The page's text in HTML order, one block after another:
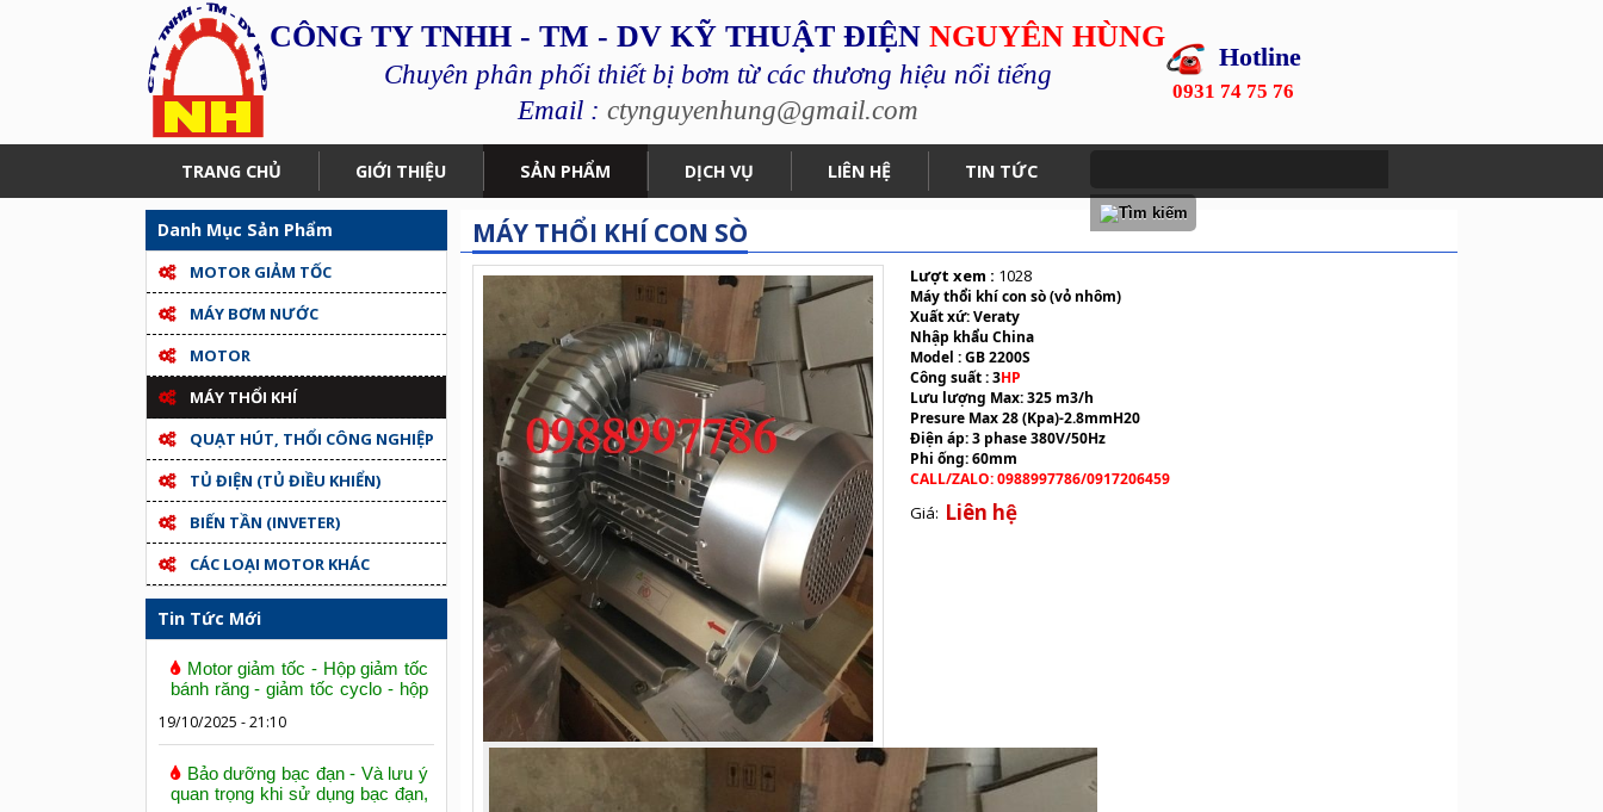
CÔNG TY TNHH - TM - DV KỸ THUẬT ĐIỆN NGUYÊN HÙNG
Chuyên phân phối thiết bị bơm từ các thương hiệu nổi tiếng
Email : ctynguyenhung@gmail.com
Hotline
0931 74 75 76
TRANG CHỦ GIỚI THIỆU SẢN PHẨM DỊCH VỤ LIÊN HỆ TIN TỨC
Danh Mục Sản Phẩm
MOTOR GIẢM TỐC
MÁY BƠM NƯỚC
MOTOR
MÁY THỔI KHÍ
QUẠT HÚT, THỔI CÔNG NGHIỆP
TỦ ĐIỆN (TỦ ĐIỀU KHIỂN)
BIẾN TẦN (INVETER)
CÁC LOẠI MOTOR KHÁC
Tin Tức Mới
Motor giảm tốc - Hộp giảm tốc
bánh răng - giảm tốc cyclo - hộp
19/10/2025 - 21:10
Bảo dưỡng bạc đạn - Và lưu ý
quan trọng khi sử dụng bạc đạn,
MÁY THỔI KHÍ CON SÒ
Lượt xem : 1028
Máy thổi khí con sò (vỏ nhôm)
Xuất xứ: Veraty
Nhập khẩu China
Model : GB 2200S
Công suất : 3HP
Lưu lượng Max: 325 m3/h
Presure Max 28 (Kpa)-2.8mmH20
Điện áp: 3 phase 380V/50Hz
Phi ống: 60mm
CALL/ZALO: 0988997786/0917206459
Giá: Liên hệ